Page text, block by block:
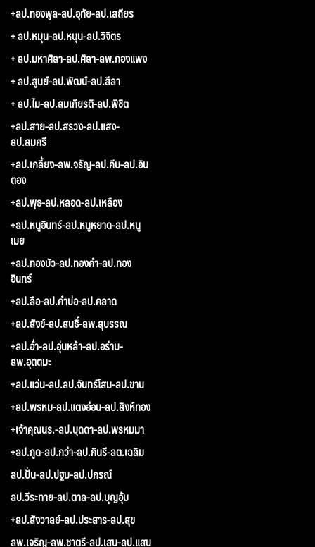
+ลป.ทองพูล-ลป.อุทัย-ลป.เสถียร
+ ลป.หมุน-ลป.หนุน-ลป.วิจิตร
+ ลป.มหาศิลา-ลป.ศิลา-ลพ.กองแพง
+ ลป.สูนย์-ลป.พัฒน์-ลป.สีลา
+ ลป.ไม-ลป.สมเกียรติ-ลป.พิชิต
+ลป.สาย-ลป.สรวง-ลป.แสง-
ลป.สมศรี
+ลป.เกลี้ยง-ลพ.จรัญ-ลป.คีบ-ลป.อิน
ตอง
+ลป.พุธ-ลป.หลอด-ลป.เหลือง
+ลป.หนูอินทร์-ลป.หนูหยาด-ลป.หนู
เมย
+ลป.ทองบัว-ลป.ทองคำ-ลป.ทอง
อินทร์
+ลป.ลือ-ลป.คำบ่อ-ลป.คลาด
+ลป.สังข์-ลป.สนธิ์-ลพ.สุบรรณ
+ลป.อ่ำ-ลป.อุ่นหล้า-ลป.อร่าม-
ลพ.อุตตมะ
+ลป.แว่น-ลป.ลป.จันทร์โสม-ลป.ขาน
+ลป.พรหม-ลป.แตงอ่อน-ลป.สิงห์ทอง
+เจ้าคุณนร.-ลป.บุดดา-ลป.พรหมมา
+ลป.กูด-ลป.กว่า-ลป.กินรี-ลต.เฉลิม
ลป.ปั่น-ลป.ปฐม-ลป.ปกรณ์
ลป.วีระทาย-ลป.ตาล-ลป.บุญอุ้ม
+ลป.สังวาลย์-ลป.ประสาร-ลป.สุข
ลพ.เจริญ-ลพ.ชาตรี-ลป.เสน-ลป.แสน